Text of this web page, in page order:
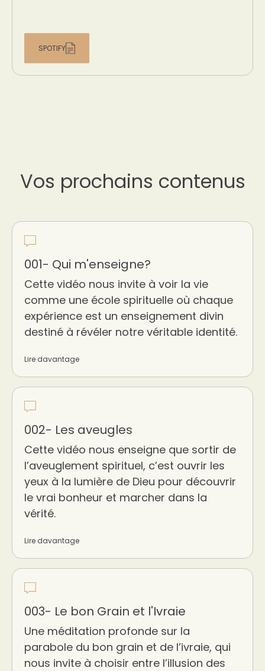
SPOTIFY
Vos prochains contenus
001- Qui m'enseigne?
Cette vidéo nous invite à voir la vie
comme une école spirituelle où chaque
expérience est un enseignement divin
destiné à révéler notre véritable identité.
Lire davantage
002- Les aveugles
Cette vidéo nous enseigne que sortir de
l’aveuglement spirituel, c’est ouvrir les
yeux à la lumière de Dieu pour découvrir
le vrai bonheur et marcher dans la
vérité.
Lire davantage
003- Le bon Grain et l'Ivraie
Une méditation profonde sur la
parabole du bon grain et de l’ivraie, qui
nous invite à choisir entre l’illusion des